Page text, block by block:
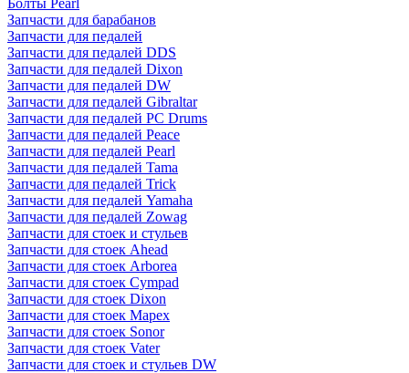
Болты Pearl
Запчасти для барабанов
Запчасти для педалей
Запчасти для педалей DDS
Запчасти для педалей Dixon
Запчасти для педалей DW
Запчасти для педалей Gibraltar
Запчасти для педалей PC Drums
Запчасти для педалей Peace
Запчасти для педалей Pearl
Запчасти для педалей Tama
Запчасти для педалей Trick
Запчасти для педалей Yamaha
Запчасти для педалей Zowag
Запчасти для стоек и стульев
Запчасти для стоек Ahead
Запчасти для стоек Arborea
Запчасти для стоек Cympad
Запчасти для стоек Dixon
Запчасти для стоек Mapex
Запчасти для стоек Sonor
Запчасти для стоек Vater
Запчасти для стоек и стульев DW